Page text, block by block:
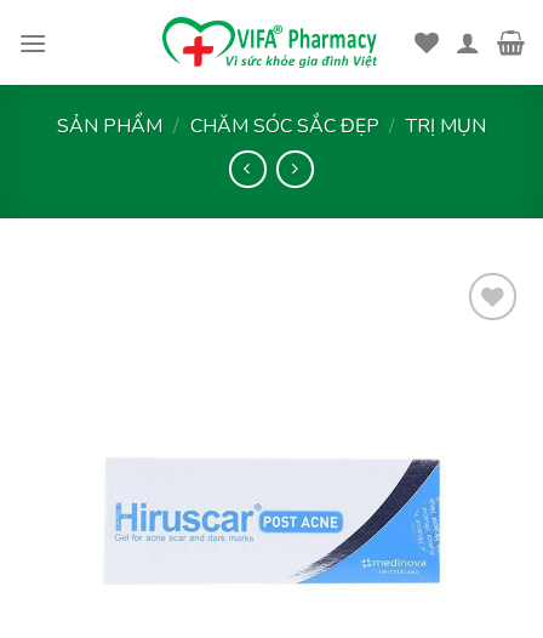
SẢN PHẨM / CHĂM SÓC SẮC ĐẸP / TRỊ MỤN